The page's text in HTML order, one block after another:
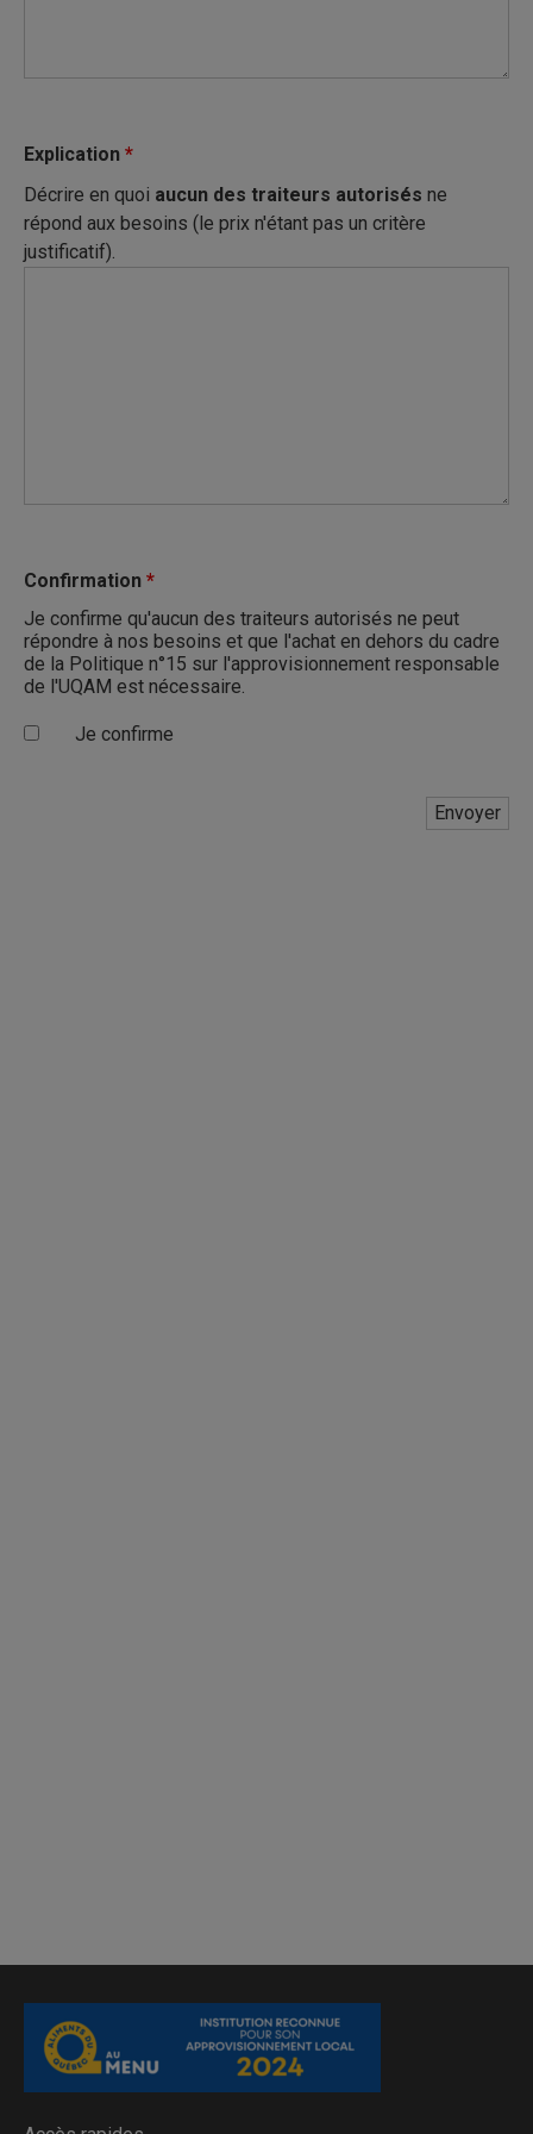
Explication *
Décrire en quoi aucun des traiteurs autorisés ne
répond aux besoins (le prix n'étant pas un critère
justificatif).
Confirmation *
Je confirme
Je confirme qu'aucun des traiteurs autorisés ne peut
répondre à nos besoins et que l'achat en dehors du cadre
de la Politique n°15 sur l'approvisionnement responsable
de l'UQAM est nécessaire.